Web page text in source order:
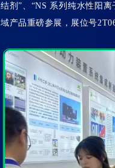
结剂”、“NS 系列纯水性阳
域产品重磅参展，展位号